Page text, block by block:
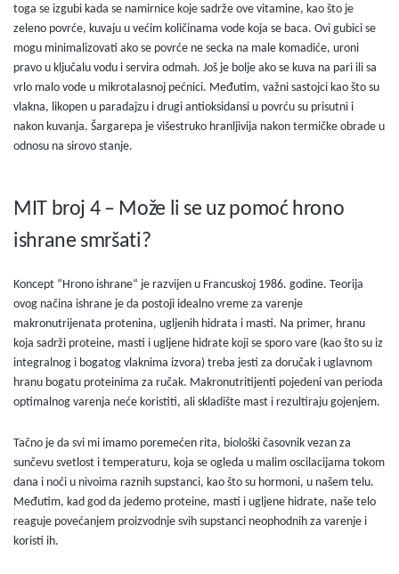
toga se izgubi kada se namirnice koje sadrže ove vitamine, kao što je
zeleno povrće, kuvaju u većim količinama vode koja se baca. Ovi gubici se
mogu minimalizovati ako se povrće ne secka na male komadiće, uroni
pravo u ključalu vodu i servira odmah. Još je bolje ako se kuva na pari ili sa
vrlo malo vode u mikrotalasnoj pećnici. Međutim, važni sastojci kao što su
vlakna, likopen u paradajzu i drugi antioksidansi u povrću su prisutni i
nakon kuvanja. Šargarepa je višestruko hranljivija nakon termičke obrade u
odnosu na sirovo stanje.
MIT broj 4 – Može li se uz pomoć hrono
ishrane smršati?
Koncept “Hrono ishrane“ je razvijen u Francuskoj 1986. godine. Teorija
ovog načina ishrane je da postoji idealno vreme za varenje
makronutrijenata protenina, ugljenih hidrata i masti. Na primer, hranu
koja sadrži proteine, masti i ugljene hidrate koji se sporo vare (kao što su iz
integralnog i bogatog vlaknima izvora) treba jesti za doručak i uglavnom
hranu bogatu proteinima za ručak. Makronutritijenti pojedeni van perioda
optimalnog varenja neće koristiti, ali skladište mast i rezultiraju gojenjem.
Tačno je da svi mi imamo poremećen rita, biološki časovnik vezan za
sunčevu svetlost i temperaturu, koja se ogleda u malim oscilacijama tokom
dana i noći u nivoima raznih supstanci, kao što su hormoni, u našem telu.
Međutim, kad god da jedemo proteine, masti i ugljene hidrate, naše telo
reaguje povećanjem proizvodnje svih supstanci neophodnih za varenje i
koristi ih.